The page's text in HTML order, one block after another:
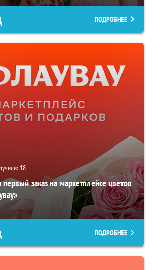
ПОДРОБНЕЕ
18
заказ на маркетплейсе цветов
ПОДРОБНЕЕ